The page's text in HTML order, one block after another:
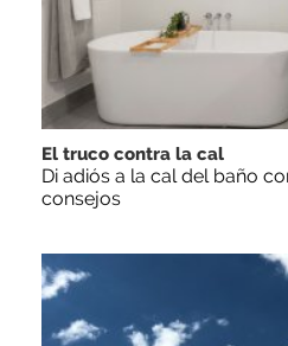
El truco contra la cal
Di adiós a la cal del baño
consejos